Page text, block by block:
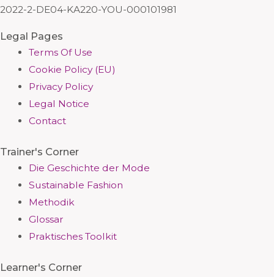
2022-2-DE04-KA220-YOU-000101981
Legal Pages
Terms Of Use
Cookie Policy (EU)
Privacy Policy
Legal Notice
Contact
Trainer's Corner
Die Geschichte der Mode
Sustainable Fashion
Methodik
Glossar
Praktisches Toolkit
Learner's Corner